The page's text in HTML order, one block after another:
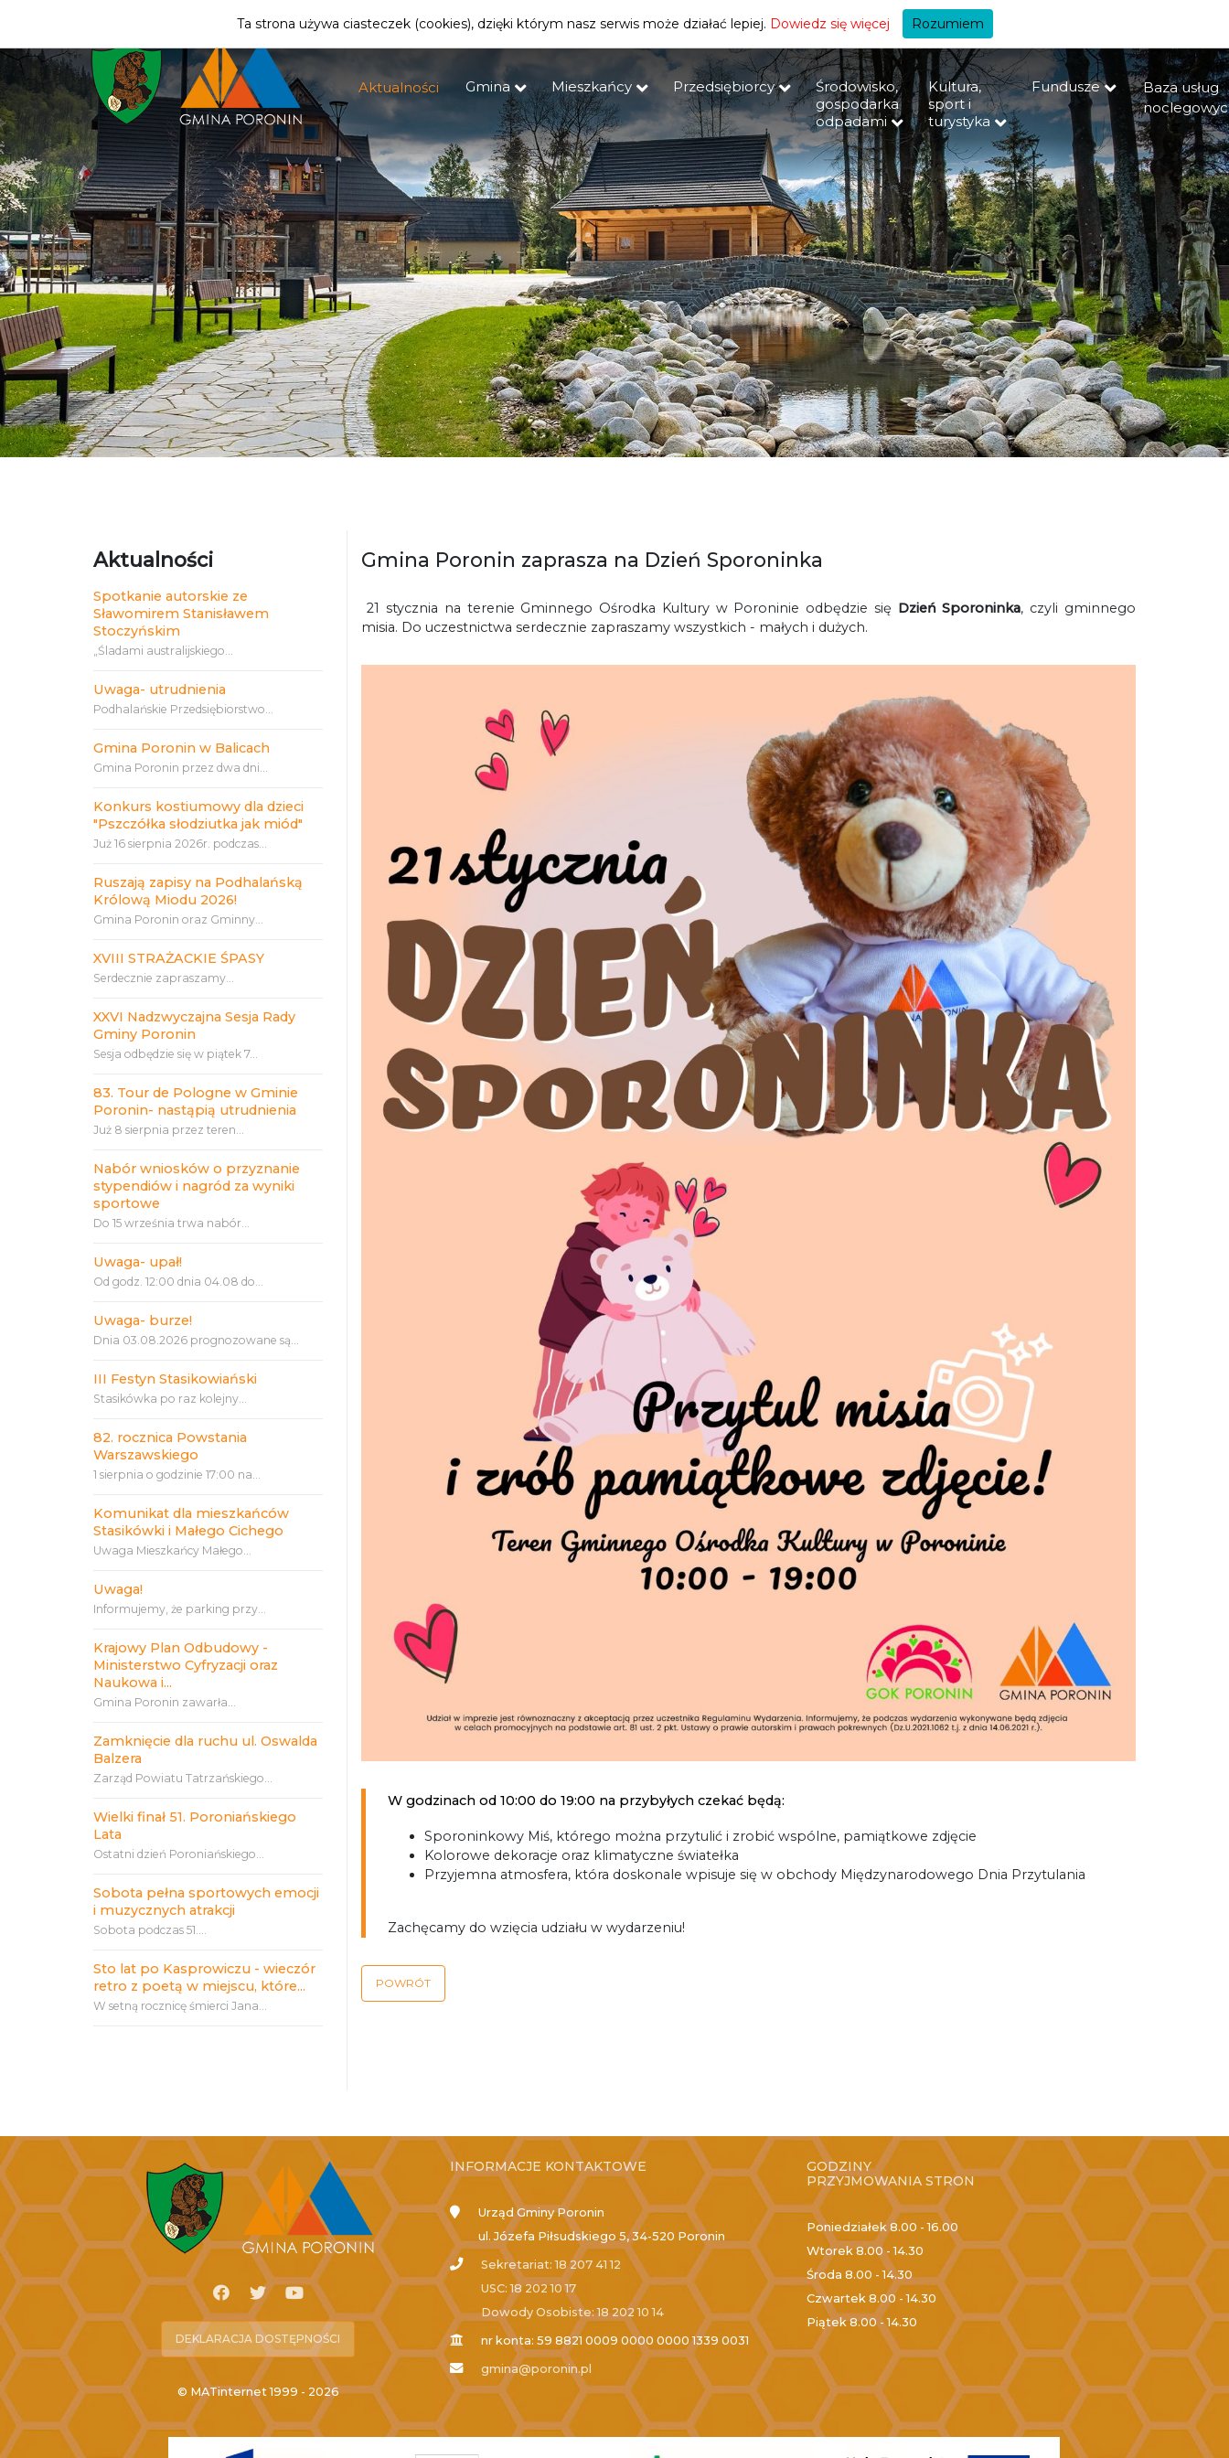
| MIESZKANIEC +A
Aktualności Gmina Mieszkańcy Przedsiębiorcy
Środowisko,
gospodarka
odpadami
Kultura,
sport i
turystyka
Fundusze
Baza usług
Aktualności
Spotkanie autorskie ze
Sławomirem Stanisławem
Stoczyńskim
„Śladami australijskiego...
Uwaga- utrudnienia
Podhalańskie Przedsiębiorstwo...
Gmina Poronin w Balicach
Gmina Poronin przez dwa dni...
Konkurs kostiumowy dla dzieci
"Pszczółka słodziutka jak miód"
Już 16 sierpnia 2026r. podczas...
Ruszają zapisy na Podhalańską
Królową Miodu 2026!
Gmina Poronin oraz Gminny...
XVIII STRAŻACKIE ŚPASY
Serdecznie zapraszamy...
XXVI Nadzwyczajna Sesja Rady
Gminy Poronin
Sesja odbędzie się w piątek 7...
83. Tour de Pologne w Gminie
Poronin- nastąpią utrudnienia
Już 8 sierpnia przez teren...
Nabór wniosków o przyznanie
stypendiów i nagród za wyniki
sportowe
Do 15 września trwa nabór...
Uwaga- upał!
Od godz. 12:00 dnia 04.08 do...
Uwaga- burze!
Dnia 03.08.2026 prognozowane są...
III Festyn Stasikowiański
Stasikówka po raz kolejny...
82. rocznica Powstania
Warszawskiego
1 sierpnia o godzinie 17:00 na...
Komunikat dla mieszkańców
Stasikówki i Małego Cichego
Uwaga Mieszkańcy Małego...
Uwaga!
Informujemy, że parking przy...
Krajowy Plan Odbudowy -
Ministerstwo Cyfryzacji oraz
Naukowa i...
Gmina Poronin zawarła...
Zamknięcie dla ruchu ul. Oswalda
Balzera
Zarząd Powiatu Tatrzańskiego...
Wielki finał 51. Poroniańskiego
Lata
Ostatni dzień Poroniańskiego...
Sobota pełna sportowych emocji
i muzycznych atrakcji
Sobota podczas 51....
Sto lat po Kasprowiczu - wieczór
retro z poetą w miejscu, które...
W setną rocznicę śmierci Jana...
Gmina Poronin zaprasza na Dzień Sporoninka
21 stycznia na terenie Gminnego Ośrodka Kultury w Poroninie odbędzie się Dzień Sporoninka, czyli gminnego
misia. Do uczestnictwa serdecznie zapraszamy wszystkich - małych i dużych.
W godzinach od 10:00 do 19:00 na przybyłych czekać będą:
Sporoninkowy Miś, którego można przytulić i zrobić wspólne, pamiątkowe zdjęcie
Kolorowe dekoracje oraz klimatyczne światełka
Przyjemna atmosfera, która doskonale wpisuje się w obchody Międzynarodowego Dnia Przytulania
Zachęcamy do wzięcia udziału w wydarzeniu!
POWRÓT
DEKLARACJA DOSTĘPNOŚCI
© MATinternet 1999 - 2026
INFORMACJE KONTAKTOWE
Urząd Gminy Poronin
ul. Józefa Piłsudskiego 5, 34-520 Poronin
Sekretariat: 18 207 41 12
USC: 18 202 10 17
Dowody Osobiste: 18 202 10 14
nr konta: 59 8821 0009 0000 0000 1339 0031
gmina@poronin.pl
GODZINY
PRZYJMOWANIA STRON
Poniedziałek 8.00 - 16.00
Wtorek8.00 - 14.30
Środa 8.00 - 14.30
Czwartek 8.00 - 14.30
Piątek8.00 - 14.30
Ta strona używa ciasteczek (cookies), dzięki którym nasz serwis może działać lepiej. Dowiedz się więcej Rozumiem